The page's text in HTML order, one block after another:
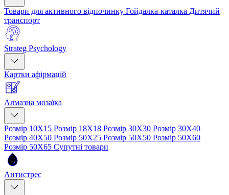
Товари для активного відпочинку Гойдалка-каталка Дитячий
транспорт
Strateg Psychology
Картки афірмацій
Алмазна мозаїка
Розмір 10Х15 Розмір 18Х18 Розмір 30Х30 Розмір 30Х40
Розмір 40Х50 Розмір 50Х25 Розмір 50Х50 Розмір 50Х60
Розмір 50Х65 Супутні товари
Антистрес